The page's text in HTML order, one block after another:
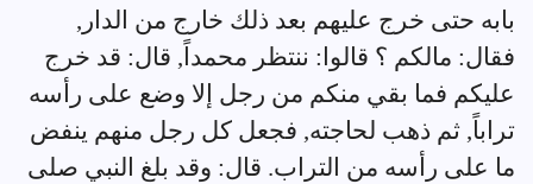
بابه حتى خرج عليهم بعد ذلك خارج من الدار,
فقال: مالكم ؟ قالوا: ننتظر محمداً, قال: قد خرج
عليكم فما بقي منكم من رجل إلا وضع على رأسه
تراباً, ثم ذهب لحاجته, فجعل كل رجل منهم ينفض
ما على رأسه من التراب. قال: وقد بلغ النبي صلى